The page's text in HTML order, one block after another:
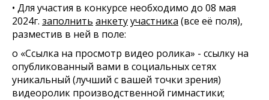
• Для участия в конкурсе необходимо до 08 мая
2024г. заполнить анкетуучастника (все её поля),
разместив в ней в поле:
o «Ссылка на просмотр видео ролика» - ссылку на
опубликованный вами в социальных сетях
уникальный (лучший с вашей точки зрения)
видеоролик производственной гимнастики;